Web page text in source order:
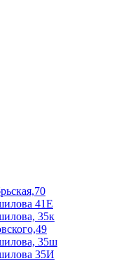
41Е
35к
35ш
35И